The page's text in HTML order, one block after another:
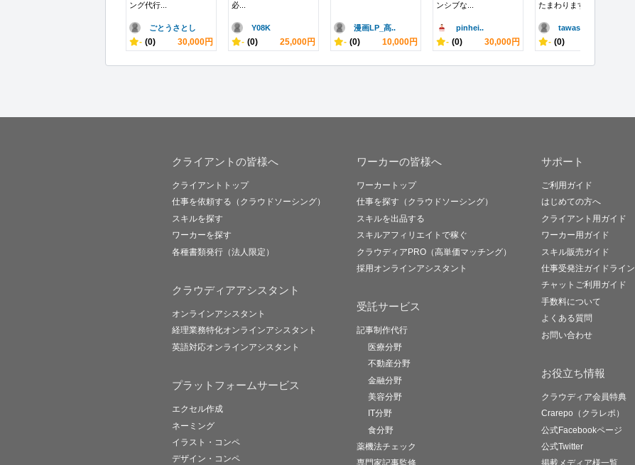
ング代行...
ごとうさとし
- (0) 30,000円
必...
Y08K
- (0) 25,000円
漫画LP_髙..
- (0) 10,000円
ンシブな...
pinhei..
- (0) 30,000円
たまわります
tawasi..
- (0)
クライアントの皆様へ
クライアントトップ
仕事を依頼する（クラウドソーシング）
スキルを探す
ワーカーを探す
各種書類発行（法人限定）
クラウディアアシスタント
オンラインアシスタント
経理業務特化オンラインアシスタント
英語対応オンラインアシスタント
プラットフォームサービス
エクセル作成
ネーミング
イラスト・コンペ
デザイン・コンペ
ワーカーの皆様へ
ワーカートップ
仕事を探す（クラウドソーシング）
スキルを出品する
スキルアフィリエイトで稼ぐ
クラウディアPRO（高単価マッチング）
採用オンラインアシスタント
受託サービス
記事制作代行
医療分野
不動産分野
金融分野
美容分野
IT分野
食分野
薬機法チェック
サポート
ご利用ガイド
はじめての方へ
クライアント用ガイド
ワーカー用ガイド
スキル販売ガイド
仕事受発注ガイドライン
チャットご利用ガイド
手数料について
よくある質問
お問い合わせ
お役立ち情報
クラウディア会員特典
Crarepo（クラレポ）
公式Facebookページ
公式Twitter